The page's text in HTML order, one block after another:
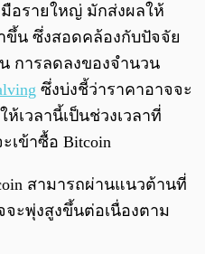
อรายใหญ่ มักส่งผลให้
น ซึ่งสอดคล้องกับปัจจัย
การลดลงของจำนวน
ซึ่งบ่งชี้ว่าราคาอาจจะ
เวลานี้เป็นช่วงเวลาที่
เข้าซื้อ Bitcoin
สามารถผ่านแนวต้านที่
จะพุ่งสูงขึ้นต่อเนื่องตาม